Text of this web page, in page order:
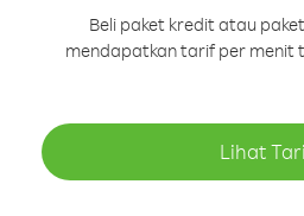
Beli paket kredit atau
mendapatkan tarif per menit
Lihat